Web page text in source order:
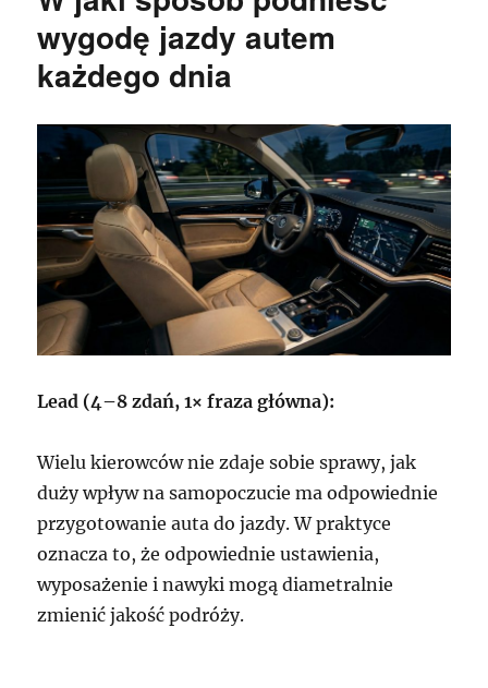
wygodę jazdy autem
każdego dnia
Lead (4–8 zdań, 1× fraza główna):
Wielu kierowców nie zdaje sobie sprawy, jak
duży wpływ na samopoczucie ma odpowiednie
przygotowanie auta do jazdy. W praktyce
oznacza to, że odpowiednie ustawienia,
wyposażenie i nawyki mogą diametralnie
zmienić jakość podróży.